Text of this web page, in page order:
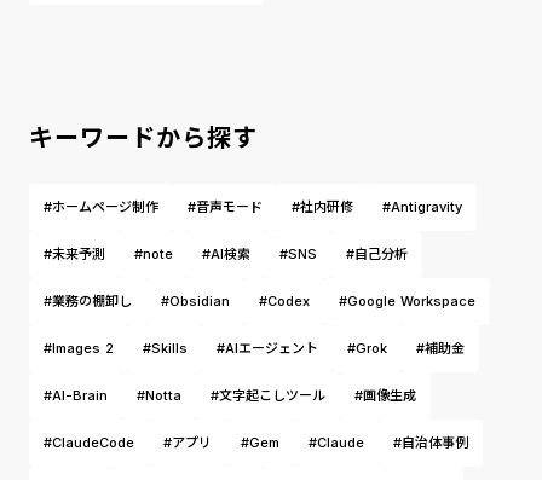
キーワードから探す
#ホームページ制作 #音声モード #社内研修 #Antigravity
#未来予測 #note #AI検索 #SNS #自己分析
#業務の棚卸し #Obsidian #Codex #Google Workspace
#Images 2 #Skills #AIエージェント #Grok #補助金
#AI-Brain #Notta #文字起こしツール #画像生成
#ClaudeCode #アプリ #Gem #Claude #自治体事例